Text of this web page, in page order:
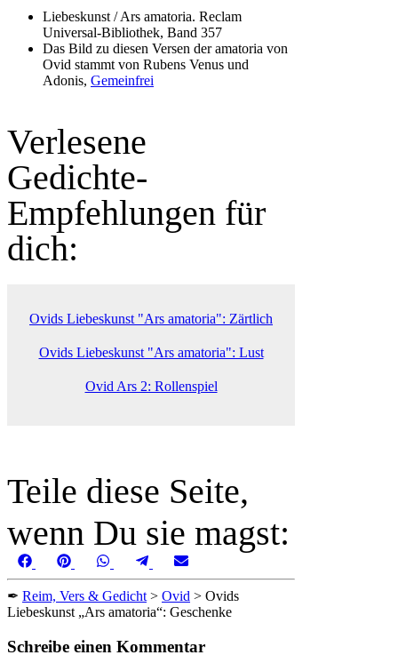
Liebeskunst / Ars amatoria. Reclam
Universal-Bibliothek, Band 357
Das Bild zu diesen Versen der amatoria von
Ovid stammt von Rubens Venus und
Adonis, Gemeinfrei
Verlesene
Gedichte-
Empfehlungen für
dich:
Ovids Liebeskunst "Ars amatoria": Zärtlich
Ovids Liebeskunst "Ars amatoria": Lust
Ovid Ars 2: Rollenspiel
Teile diese Seite,
wenn Du sie magst:
Share
on
FacebookShare
on
Pinterest Share
on
WhatsAppShare
on
TelegramShare
on
✒ Reim, Vers & Gedicht > Ovid > Ovids
Liebeskunst „Ars amatoria“: Geschenke
Schreibe einen Kommentar